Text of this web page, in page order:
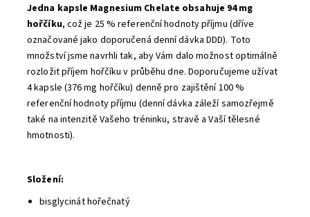
Jedna kapsle Magnesium Chelate obsahuje 94 mg
hořčíku, což je 25 % referenční hodnoty příjmu (dříve
označované jako doporučená denní dávka DDD). Toto
množství jsme navrhli tak, aby Vám dalo možnost optimálně
rozložit příjem hořčíku v průběhu dne. Doporučujeme užívat
4 kapsle (376 mg hořčíku) denně pro zajištění 100 %
referenční hodnoty příjmu (denní dávka záleží samozřejmě
také na intenzitě Vašeho tréninku, stravě a Vaší tělesné
hmotnosti).
Složení:
bisglycinát hořečnatý